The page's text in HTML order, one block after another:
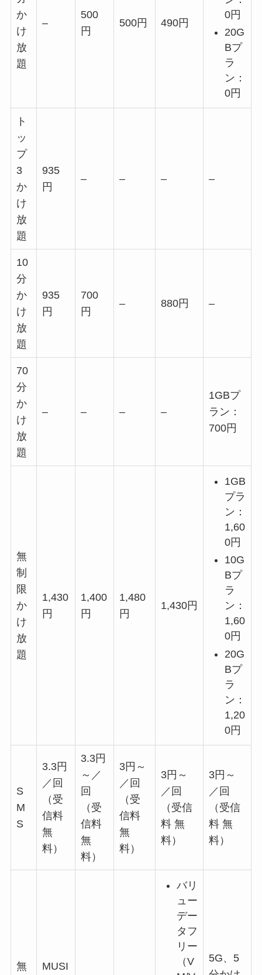
か
け
放
題
–
500
円
500円 490円
0円
20G
Bプ
ラ
ン：
0円
ト
ッ
プ
3
か
け
放
題
935
円
– – – –
10
分
か
け
放
題
935
円
700
円
– 880円 –
70
分
か
け
放
題
– – – –
1GBプ
ラン：
700円
無
制
限
か
け
放
題
1,430
円
1,400
円
1,480
円
1,430円
1GB
プラ
ン：
1,60
0円
10G
Bプ
ラ
ン：
1,60
0円
20G
Bプ
ラ
ン：
1,20
0円
S
M
S
3.3円
／回
（受
信料
無
料）
3.3円
～／
回
（受
信料
無
料）
3円～
／回
（受
信料
無
料）
3円～
／回
（受信
料 無
料）
3円～
／回
（受信
料 無
料）
無 MUSI
バリ
ュー
デー
タフ
リー
（V
5G、5